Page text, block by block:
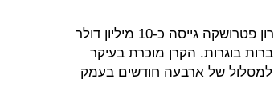
קרן Upwest Labs של שולי גלילי, גיל בן ארצי ולירון פטרושקה גייסה כ-10 מיליון דולר
בוגרות. הקרן מוכרת בעיקר
של ארבעה חודשים בעמק